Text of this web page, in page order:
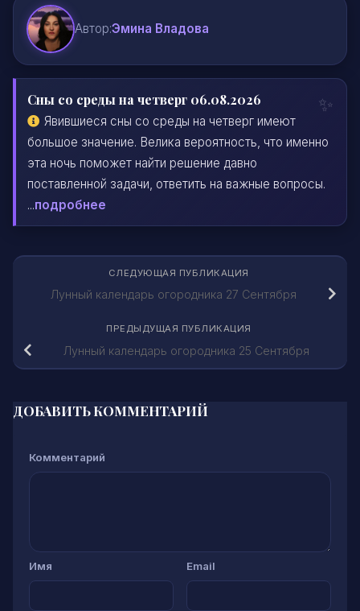
Автор:Эмина Владова
Сны со среды на четверг 06.08.2026
Явившиеся сны со среды на четверг имеют
большое значение. Велика вероятность, что именно
эта ночь поможет найти решение давно
поставленной задачи, ответить на важные вопросы.
...подробнее
СЛЕДУЮЩАЯ ПУБЛИКАЦИЯ
Лунный календарь огородника 27 Сентября
ПРЕДЫДУЩАЯ ПУБЛИКАЦИЯ
Лунный календарь огородника 25 Сентября
ДОБАВИТЬ КОММЕНТАРИЙ
Комментарий
Имя Email